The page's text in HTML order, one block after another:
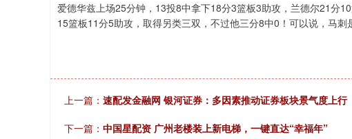
爱德华兹上场25分钟，13投8中拿下18分3篮板3助攻，兰德尔21分
15篮板11分5助攻，取得另类三双，不过他三分8中0！可以说，马刺
上一篇： 速配发金融网 银河证券：多因素推动证券板块景气度上行
下一篇： 中国星配资 广州老楼装上新电梯，一键直达“幸福年”